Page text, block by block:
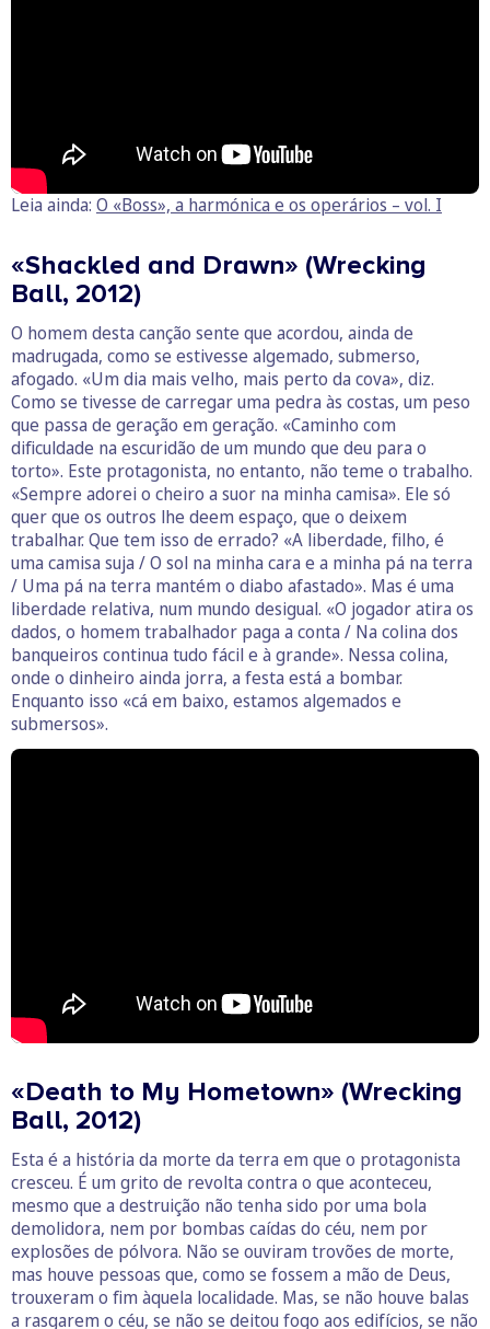
Leia ainda: O «Boss», a harmónica e os operários – vol. I
«Shackled and Drawn» (Wrecking
Ball, 2012)
O homem desta canção sente que acordou, ainda de
madrugada, como se estivesse algemado, submerso,
afogado. «Um dia mais velho, mais perto da cova», diz.
Como se tivesse de carregar uma pedra às costas, um peso
que passa de geração em geração. «Caminho com
dificuldade na escuridão de um mundo que deu para o
torto». Este protagonista, no entanto, não teme o trabalho.
«Sempre adorei o cheiro a suor na minha camisa». Ele só
quer que os outros lhe deem espaço, que o deixem
trabalhar. Que tem isso de errado? «A liberdade, filho, é
uma camisa suja / O sol na minha cara e a minha pá na terra
/ Uma pá na terra mantém o diabo afastado». Mas é uma
liberdade relativa, num mundo desigual. «O jogador atira os
dados, o homem trabalhador paga a conta / Na colina dos
banqueiros continua tudo fácil e à grande». Nessa colina,
onde o dinheiro ainda jorra, a festa está a bombar.
Enquanto isso «cá em baixo, estamos algemados e
submersos».
«Death to My Hometown» (Wrecking
Ball, 2012)
Esta é a história da morte da terra em que o protagonista
cresceu. É um grito de revolta contra o que aconteceu,
mesmo que a destruição não tenha sido por uma bola
demolidora, nem por bombas caídas do céu, nem por
explosões de pólvora. Não se ouviram trovões de morte,
mas houve pessoas que, como se fossem a mão de Deus,
trouxeram o fim àquela localidade. Mas, se não houve balas
a rasgarem o céu, se não se deitou fogo aos edifícios, se não